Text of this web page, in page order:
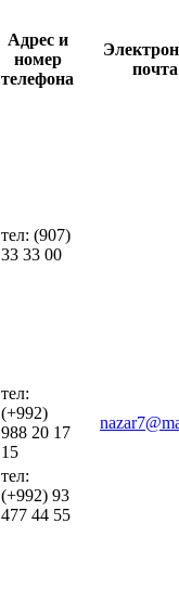
Адрес и
номер
телефона
почта
тел: (907)
33 33 00
тел:
(+992)
988 20 17
15
тел:
(+992) 93
477 44 55